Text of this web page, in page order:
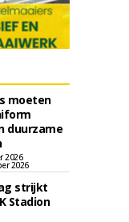
moeten
duurzame
2026
2026
strijkt
Stadion